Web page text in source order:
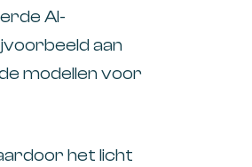
AI-
aan
modellen voor
het licht